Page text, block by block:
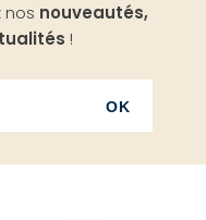
nouveautés,
!
OK